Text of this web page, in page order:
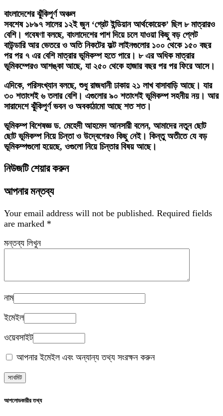
বাংলাদেশের ঝুঁকিপূর্ণ অঞ্চল
সবশেষ ১৮৯৭ সালের ১২ই জুন ‘গ্রেট ইন্ডিয়ান আর্থকোয়েক’ ছিল ৮ মাত্রারও
বেশি। গবেষণা বলছে, বাংলাদেশের পাশ দিয়ে চলে যাওয়া কিছু বড় প্লেট
বাউন্ডারি আর ভেতরে ও অতি নিকটের ফল্ট লাইনগুলোর ১০০ থেকে ১৫০ বছর
পর পর ৭ এর বেশি মাত্রার ভূমিকম্প হতে পারে। ৮ এর অধিক মাত্রার
ভূমিকম্পেরও আশঙ্কা আছে, যা ২৫০ থেকে হাজার বছর পর পর ফিরে আসে।
এদিকে, পরিসংখ্যান বলছে, শুধু রাজধানী ঢাকায় ২১ লাখ বাসাবাড়ি আছে। যার
৩০ শতাংশই ৬ তলার বেশি। এগুলোর ৯০ শতাংশই ভূমিকম্প সহনীয় নয়। আর
সারাদেশে ঝুঁকিপূর্ণ ভবন ও অবকাঠামো আছে শত শত।
ভূমিকম্প বিশেষজ্ঞ ড. মেহেদী আহমেদ আনসারী বলেন, আমাদের নতুন ছোট
ছোট ভূমিকম্প নিয়ে চিন্তা ও উদ্বেগেরও কিছু নেই। কিন্তু অতীতে যে বড়
ভূমিকম্পগুলো হয়েছে, ওগুলো নিয়ে চিন্তার বিষয় আছে।
নিউজটি শেয়ার করুন
আপনার মন্তব্য
Your email address will not be published. Required fields
are marked *
মন্তব্য লিখুন
নাম
ইমেইল
ওয়েবসাইট
আপনার ইমেইল এবং অন্যান্য তথ্য সংরক্ষন করুন
আপলোডকারীর তথ্য